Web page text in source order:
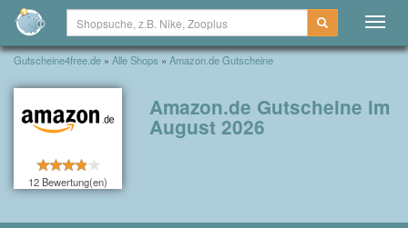
Gutscheine4free.de » Alle Shops » Amazon.de Gutscheine
12 Bewertung(en)
Amazon.de Gutscheine im
August 2026